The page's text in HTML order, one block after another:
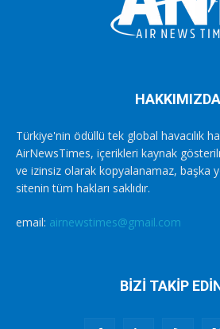
HAKKIMIZDA
Türkiye'nin ödüllü tek global havacılık
AirNewsTimes, içerikleri kaynak
ve izinsiz olarak kopyalanamaz, başka
sitenin tüm hakları saklıdır.
email: airnewstimes@gmail.com
BİZİ TAKİP